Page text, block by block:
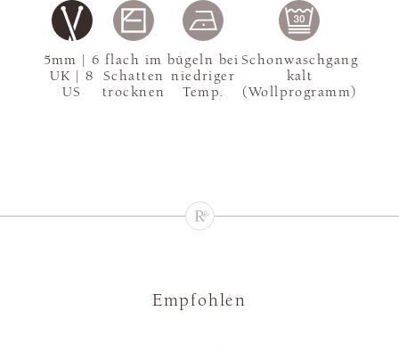
5mm | 6
UK | 8
US
flach im
Schatten
trocknen
bügeln bei
niedriger
Temp.
Schonwaschgang
kalt
(Wollprogramm)
Empfohlen